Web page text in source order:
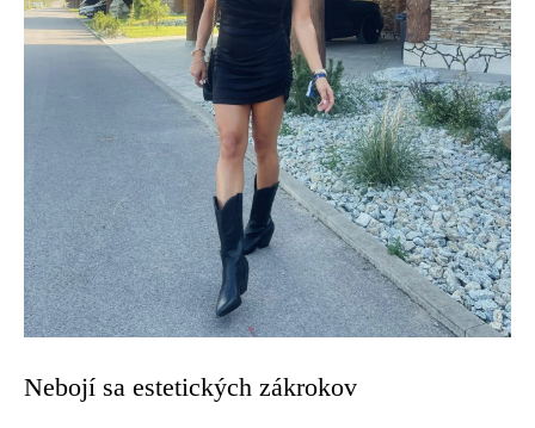
Nebojí sa estetických zákrokov